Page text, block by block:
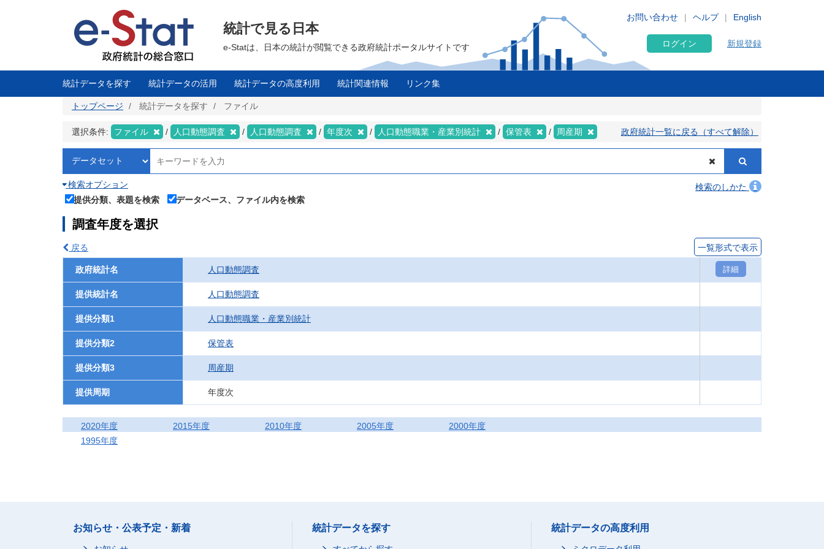
に
English
お問い合わせ ヘルプ
統計で見る日本
e-Statは、日本の統計が閲覧できる政府統計ポータルサイトです ログイン 新規登録
統計データを探す 統計データの活用 統計データの高度利用 統計関連情報 リンク集
トップページ 統計データを探す ファイル
選択条件: ファイル 人口動態調査 人口動態調査 年度次 人口動態職業・産業別統計 保管表 周産期 政府統計一覧に戻る（すべて解除）
検索オプション
検索のしかた
提供分類、表題を検索
データベース、ファイル内を検索
調査年度を選択
戻る 一覧形式で表示
政府統計名 人口動態調査 詳細
提供統計名 人口動態調査
提供分類1 人口動態職業・産業別統計
提供分類2 保管表
提供分類3 周産期
提供周期 年度次
2020年度 2015年度 2010年度 2005年度
2000年度
1995年度
お知らせ・公表予定・新着 統計データを探す 統計データの高度利用